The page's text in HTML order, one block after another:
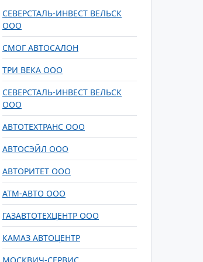
СЕВЕРСТАЛЬ-ИНВЕСТ ВЕЛЬСК
ООО
СМОГ АВТОСАЛОН
ТРИ ВЕКА ООО
СЕВЕРСТАЛЬ-ИНВЕСТ ВЕЛЬСК
ООО
АВТОТЕХТРАНС ООО
АВТОСЭЙЛ ООО
АВТОРИТЕТ ООО
АТМ-АВТО ООО
ГАЗАВТОТЕХЦЕНТР ООО
КАМАЗ АВТОЦЕНТР